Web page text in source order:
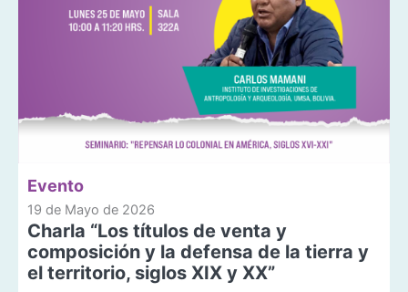
Evento
19 de Mayo de 2026
Charla “Los títulos de venta y
composición y la defensa de la tierra y
el territorio, siglos XIX y XX”